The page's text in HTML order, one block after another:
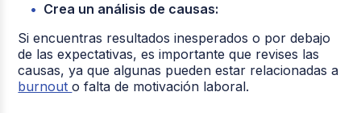
Crea un análisis de causas:
Si encuentras resultados inesperados o por debajo
de las expectativas, es importante que revises las
causas, ya que algunas pueden estar relacionadas a
burnouto falta de motivación laboral.